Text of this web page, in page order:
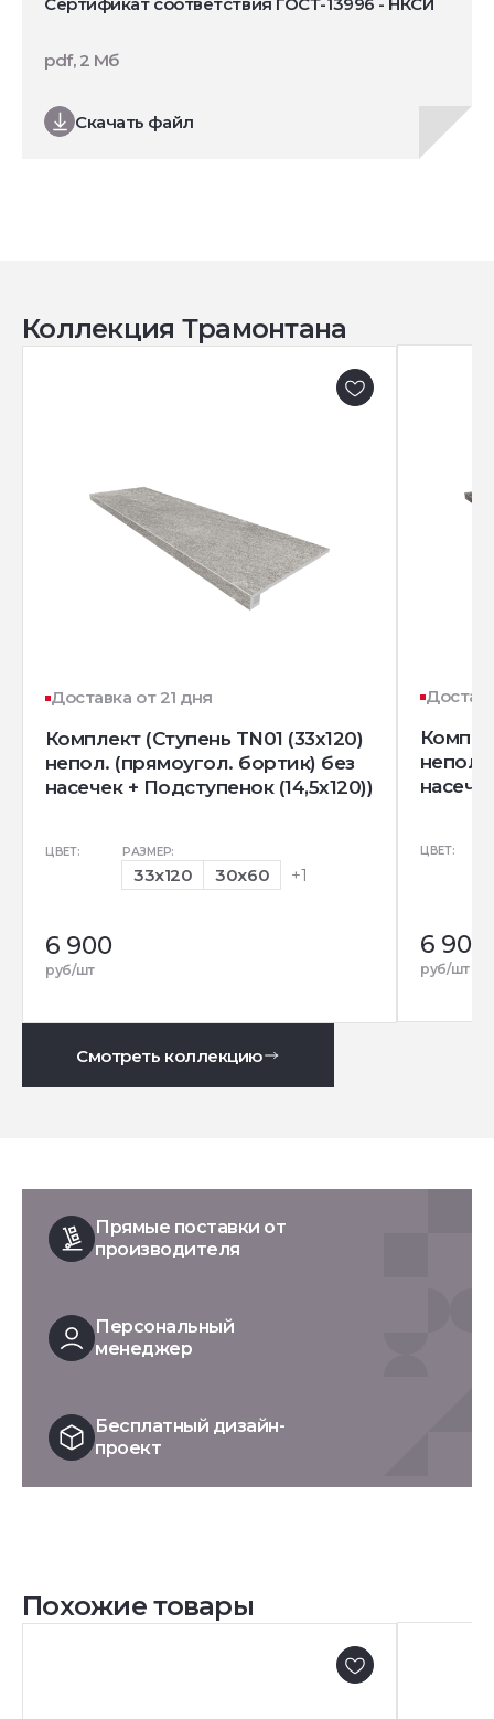
Скачать файл
pdf, 2 Мб
Коллекция Трамонтана
Доставка от 21 дня
Комплект (Ступень TN01 (33x120)
непол. (прямоугол. бортик) без
насечек + Подступенок (14,5x120))
ЦВЕТ: РАЗМЕР:
33x120 30x60 +1
6 900
руб/шт
непол.
ЦВЕТ:
6 900
руб/шт
Смотреть коллекцию
Прямые поставки от
производителя
Персональный
менеджер
Бесплатный дизайн-
проект
Похожие товары